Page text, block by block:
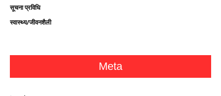
सूचना प्रविधि
स्वास्थ्य/जीवनशैली
Meta